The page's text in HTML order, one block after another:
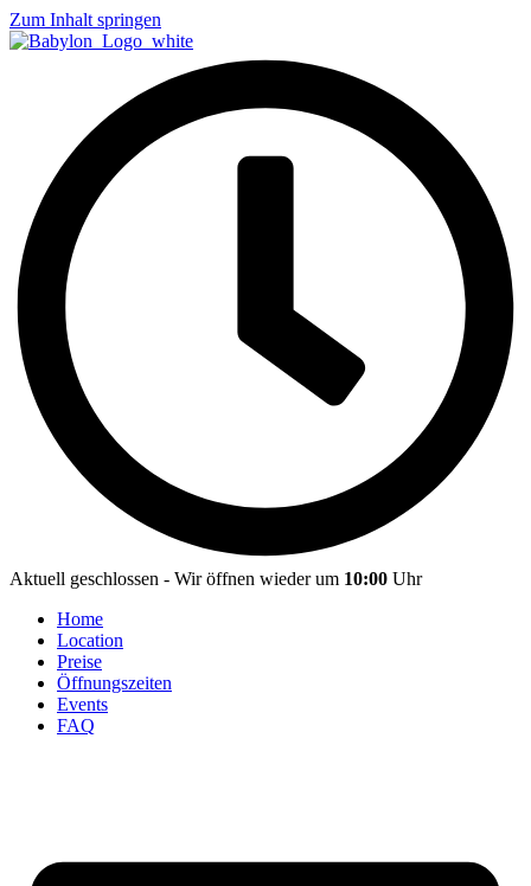
Zum Inhalt springen
Aktuell geschlossen - Wir öffnen wieder um 10:00 Uhr
Home
Location
Preise
Öffnungszeiten
Events
FAQ